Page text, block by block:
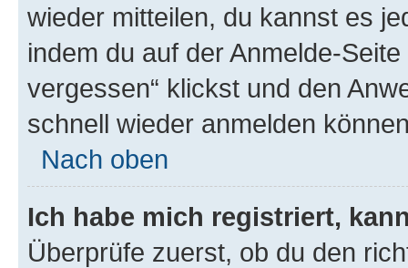
wieder mitteilen, du kannst es
indem du auf der Anmelde-
vergessen“ klickst und den
schnell wieder anmelden
Nach oben
Ich habe mich registriert,
Überprüfe zuerst, ob du den